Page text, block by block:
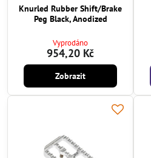
Knurled Rubber Shift/Brake
Peg Black, Anodized
Vyprodáno
954,20 Kč
Zobrazit